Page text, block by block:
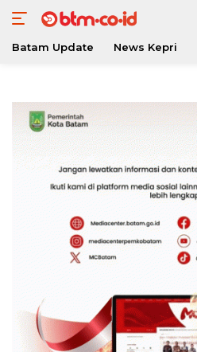
konten
Batam Update News Kepri